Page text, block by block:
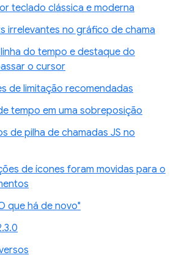
teclado clássica e moderna
irrelevantes no gráfico de chama
do tempo e destaque do
o cursor
de limitação recomendadas
tempo em uma sobreposição
de pilha de chamadas JS no
de ícones foram movidas para o
que há de novo"